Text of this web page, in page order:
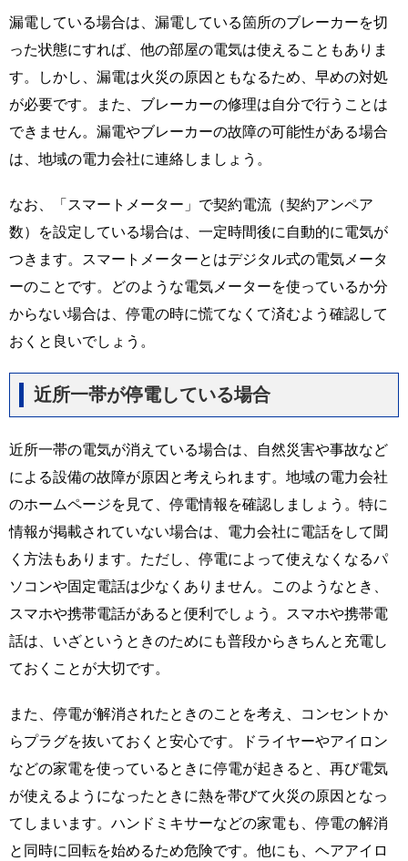
漏電している場合は、漏電している箇所のブレーカーを切
った状態にすれば、他の部屋の電気は使えることもありま
す。しかし、漏電は火災の原因ともなるため、早めの対処
が必要です。また、ブレーカーの修理は自分で行うことは
できません。漏電やブレーカーの故障の可能性がある場合
は、地域の電力会社に連絡しましょう。
なお、「スマートメーター」で契約電流（契約アンペア
数）を設定している場合は、一定時間後に自動的に電気が
つきます。スマートメーターとはデジタル式の電気メータ
ーのことです。どのような電気メーターを使っているか分
からない場合は、停電の時に慌てなくて済むよう確認して
おくと良いでしょう。
近所一帯が停電している場合
近所一帯の電気が消えている場合は、自然災害や事故など
による設備の故障が原因と考えられます。地域の電力会社
のホームページを見て、停電情報を確認しましょう。特に
情報が掲載されていない場合は、電力会社に電話をして聞
く方法もあります。ただし、停電によって使えなくなるパ
ソコンや固定電話は少なくありません。このようなとき、
スマホや携帯電話があると便利でしょう。スマホや携帯電
話は、いざというときのためにも普段からきちんと充電し
ておくことが大切です。
また、停電が解消されたときのことを考え、コンセントか
らプラグを抜いておくと安心です。ドライヤーやアイロン
などの家電を使っているときに停電が起きると、再び電気
が使えるようになったときに熱を帯びて火災の原因となっ
てしまいます。ハンドミキサーなどの家電も、停電の解消
と同時に回転を始めるため危険です。他にも、ヘアアイロ